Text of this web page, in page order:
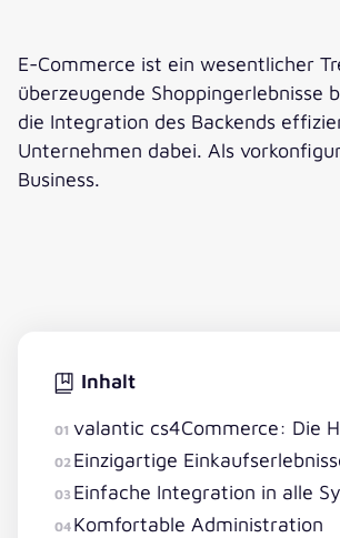
E-Commerce ist ein wesentlicher
überzeugende
die Integration des Backends
Unternehmen dabei. Als
Business.
Inhalt
01 valantic cs4Commerce: Die
02 Einzigartige
03 Einfache Integration in alle
04 Komfortable Administration